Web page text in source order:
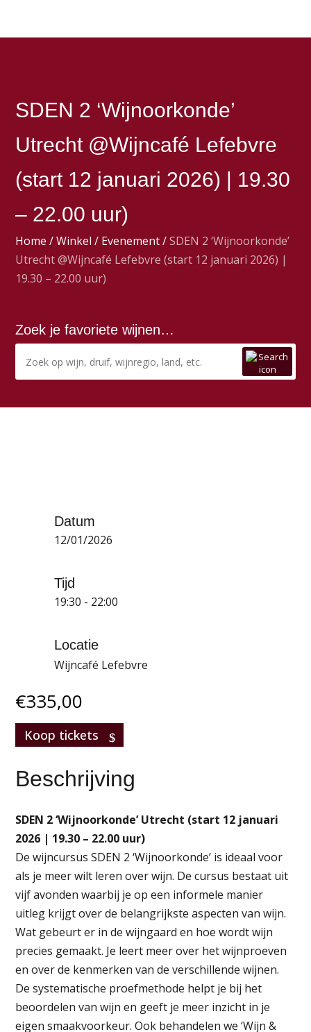
SDEN 2 ‘Wijnoorkonde’
Utrecht @Wijncafé Lefebvre
(start 12 januari 2026) | 19.30
– 22.00 uur)
Home /Winkel / Evenement/SDEN 2 ‘Wijnoorkonde’
Utrecht @Wijncafé Lefebvre (start 12 januari 2026) |
19.30 – 22.00 uur)
Zoek je favoriete wijnen…
Datum
12/01/2026
Tijd
19:30 - 22:00
Locatie
Wijncafé Lefebvre
€335,00
Koop tickets
Beschrijving
SDEN 2 ‘Wijnoorkonde’ Utrecht (start 12 januari
2026 | 19.30 – 22.00 uur)
De wijncursus SDEN 2 ‘Wijnoorkonde’ is ideaal voor
als je meer wilt leren over wijn. De cursus bestaat uit
vijf avonden waarbij je op een informele manier
uitleg krijgt over de belangrijkste aspecten van wijn.
Wat gebeurt er in de wijngaard en hoe wordt wijn
precies gemaakt. Je leert meer over het wijnproeven
en over de kenmerken van de verschillende wijnen.
De systematische proefmethode helpt je bij het
beoordelen van wijn en geeft je meer inzicht in je
eigen smaakvoorkeur. Ook behandelen we ‘Wijn &